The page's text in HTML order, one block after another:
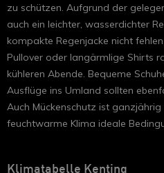
zu schützen. Aufgrund der
auch ein leichter, wasserdichter
kompakte Regenjacke nicht
Pullover oder langärmlige Shirts
kühleren Abende. Bequeme
Ausflüge ins Umland sollten
Auch Mückenschutz ist
feuchtwarme Klima ideale
Klimatabelle Kenting